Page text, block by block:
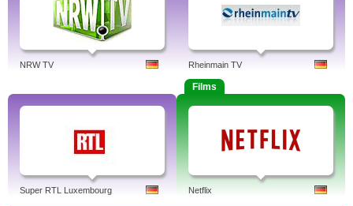
NRW TV Rheinmain TV
Super RTL Luxembourg
Films
Netflix